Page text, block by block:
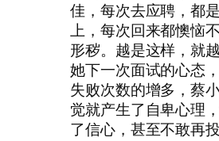
佳，每次去应聘，都
上，每次回来都懊恼
形秽。越是这样，就
她下一次面试的心态
失败次数的增多，蔡
觉就产生了自卑心理
了信心，甚至不敢再投